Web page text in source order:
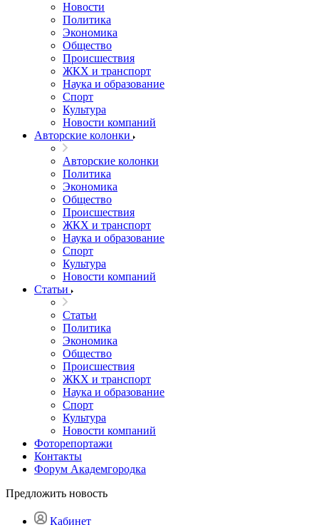
Новости
Политика
Экономика
Общество
Происшествия
ЖКХ и транспорт
Наука и образование
Спорт
Культура
Новости компаний
Авторские колонки
Авторские колонки
Политика
Экономика
Общество
Происшествия
ЖКХ и транспорт
Наука и образование
Спорт
Культура
Новости компаний
Статьи
Статьи
Политика
Экономика
Общество
Происшествия
ЖКХ и транспорт
Наука и образование
Спорт
Культура
Новости компаний
Фоторепортажи
Контакты
Форум Академгородка
Предложить новость
Кабинет